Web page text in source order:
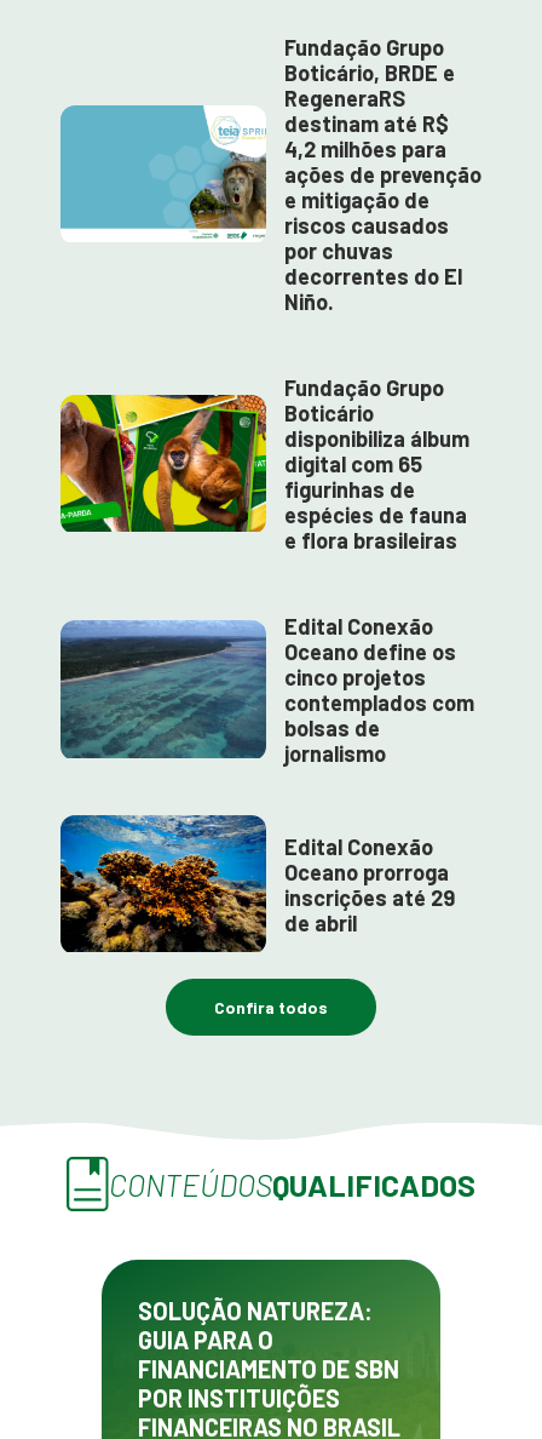
Fundação Grupo
Boticário, BRDE e
RegeneraRS
destinam até R$
4,2 milhões para
ações de prevenção
e mitigação de
riscos causados
por chuvas
decorrentes do El
Niño.
Fundação Grupo
Boticário
disponibiliza álbum
digital com 65
figurinhas de
espécies de fauna
e flora brasileiras
Edital Conexão
Oceano define os
cinco projetos
contemplados com
bolsas de
jornalismo
Edital Conexão
Oceano prorroga
inscrições até 29
de abril
Confira todos
CONTEÚDOSQUALIFICADOS
SOLUÇÃO NATUREZA:
GUIA PARA O
FINANCIAMENTO DE SBN
POR INSTITUIÇÕES
FINANCEIRAS NO BRASIL